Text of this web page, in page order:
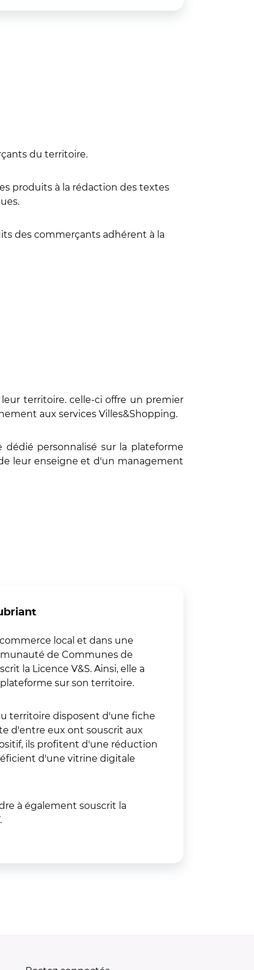
du territoire.
produits à la rédaction des textes
des commerçants adhérent à la
territoire. celle-ci offre un premier
aux services Villes&Shopping.
personnalisé sur la plateforme
leur enseigne et d'un management
local et dans une
de Communes de
la Licence V&S. Ainsi, elle a
sur son territoire.
territoire disposent d'une fiche
d'entre eux ont souscrit aux
ils profitent d'une réduction
d'une vitrine digitale
à également souscrit la